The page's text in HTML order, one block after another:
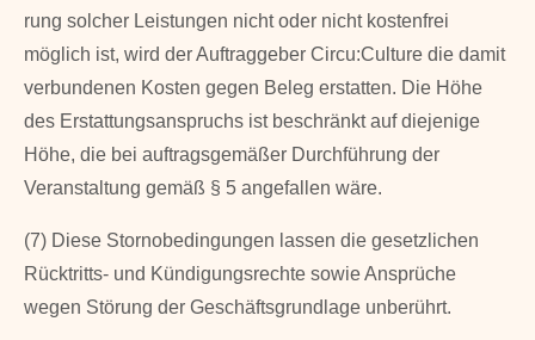
rung sol­cher Leistungen nicht oder nicht kostenfrei
möglich ist, wird der Auftraggeber Circu:Culture die damit
verbundenen Kosten gegen Beleg erstatten. Die Höhe
des Erstattungsanspruchs ist beschränkt auf diejenige
Höhe, die bei auftragsgemäßer Durchführung der
Veranstaltung gemäß § 5 angefallen wäre.
(7) Diese Stornobedingungen lassen die gesetzlichen
Rücktritts- und Kündigungsrechte sowie Ansprüche
wegen Störung der Geschäftsgrundlage unberührt.